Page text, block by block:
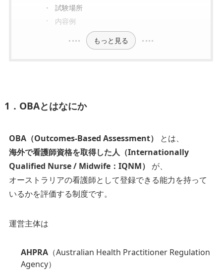
試験場所
内容例
もっと見る
1．OBAとはなにか
OBA（Outcomes-Based Assessment）
とは、
海外で看護師資格を取得した人（Internationally
Qualified Nurse / Midwife：IQNM）
が、
オーストラリアの看護師として登録できる能力を持って
いるかを評価する制度です。
運営主体は
AHPRA（Australian Health Practitioner Regulation
Agency）